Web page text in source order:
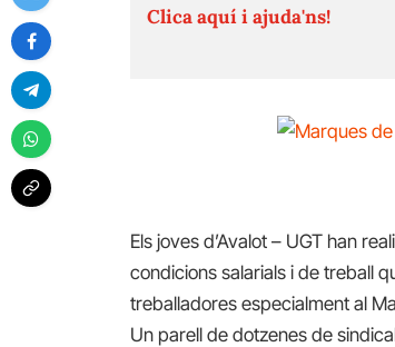
Clica aquí i ajuda'ns!
Els joves d’Avalot – UGT han
condicions salarials i de treball
treballadores especialment al
Un parell de dotzenes de